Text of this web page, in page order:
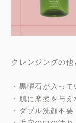
クレンジングの
・黒曜石が入って
・肌に摩擦を与え
・ダブル洗顔不要